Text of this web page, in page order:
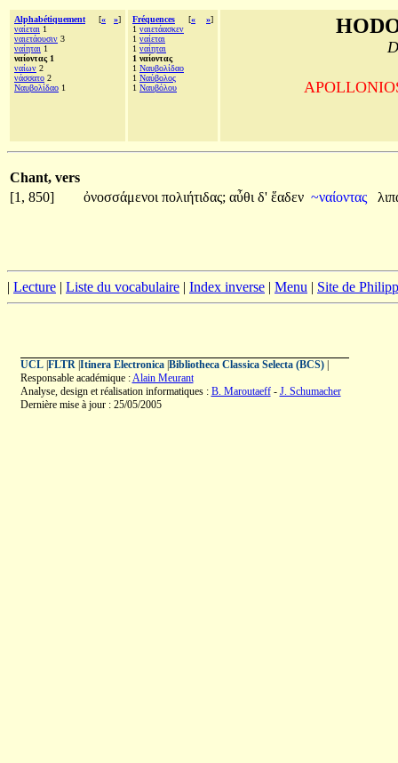
Alphabétiquement [« »]
ναίεται 1
ναιετάουσιν 3
ναίηται 1
ναίοντας 1
ναίων 2
νάσσατο 2
Ναυβολίδαο 1
Fréquences [« »]
1 ναιετάασκεν
1 ναίεται
1 ναίηται
1 ναίοντας
1 Ναυβολίδαο
1 Ναύβολος
1 Ναυβόλου
Chant, vers
[1, 850]
ὀνοσσάμενοι πολιήτιδας; αὖθι δ' ἕαδεν ~ναίοντας
| Lecture | Liste du vocabulaire | Index inverse | Menu | Site de
UCL| FLTR| Itinera Electronica| Bibliotheca Classica Selecta (BCS)|
Responsable académique :Alain Meurant
Analyse, design et réalisation informatiques : B. Maroutaeff- J. Schumacher
Dernière mise à jour : 25/05/2005